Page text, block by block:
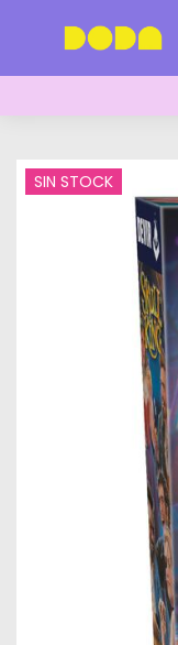
SIN STOCK